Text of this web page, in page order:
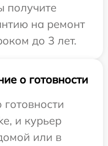
получите
на ремонт
до 3 лет.
о готовности
и курьер
или в